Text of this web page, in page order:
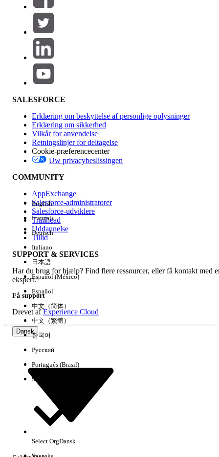
SALESFORCE
Erklæring om beskyttelse af personlige oplysninger
Erklæring om sikkerhed
Vilkår for anvendelse
Retningslinjer for deltagelse
Cookie-præferencecenter
Uw privacybeslissingen
COMMUNITY
AppExchange
Salesforce-administratorer
Salesforce-udviklere
Trailhead
Uddannelse
Tillid
SUPPORT & SERVICES
Har du brug for hjælp? Find flere ressourcer, eller få kontakt med
ekspert.
Få support
Drevet afExperience Cloud
Dansk
English
Français
Deutsch
Italiano
日本語
Español (México)
Español
中文（简体）
中文（繁體）
한국어
Русский
Português (Brasil)
Suomi
Select OrgDansk